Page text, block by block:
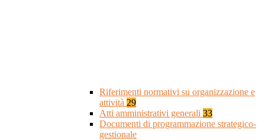
Riferimenti normativi su organizzazione e
attività 29
Atti amministrativi generali 33
Documenti di programmazione strategico-
gestionale